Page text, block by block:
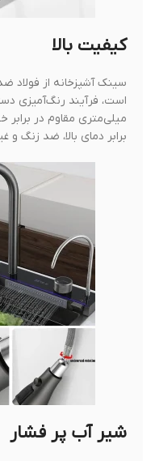
کیفیت بالا
میلی‌متری مقاوم در برابر
برابر دمای بالا، ضد زنگ و
شیر آب پر فشار